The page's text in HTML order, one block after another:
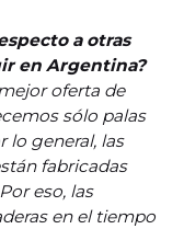
a otras
en Argentina?
oferta de
sólo palas
lo general, las
fabricadas
eso, las
en el tiempo